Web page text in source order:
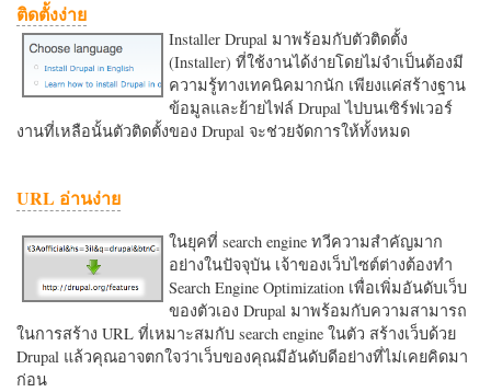
ติดตั้งง่าย
Installer Drupal มาพร้อมกับตัวติดตั้ง
(Installer) ที่ใช้งานได้ง่ายโดยไม่จำเป็นต้องมี
ความรู้ทางเทคนิคมากนัก เพียงแค่สร้างฐาน
ข้อมูลและย้ายไฟล์ Drupal ไปบนเซิร์ฟเวอร์
งานที่เหลือนั้นตัวติดตั้งของ Drupal จะช่วยจัดการให้ทั้งหมด
URL อ่านง่าย
ในยุคที่ search engine ทวีความสำคัญมาก
อย่างในปัจจุบัน เจ้าของเว็บไซต์ต่างต้องทำ
Search Engine Optimization เพื่อเพิ่มอันดับเว็บ
ของตัวเอง Drupal มาพร้อมกับความสามารถ
ในการสร้าง URL ที่เหมาะสมกับ search engine ในตัว สร้างเว็บด้วย
Drupal แล้วคุณอาจตกใจว่าเว็บของคุณมีอันดับดีอย่างที่ไม่เคยคิดมา
ก่อน